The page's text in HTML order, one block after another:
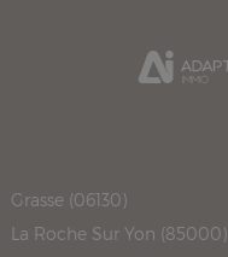
Grasse (06130)
La Roche Sur Yon (85000)